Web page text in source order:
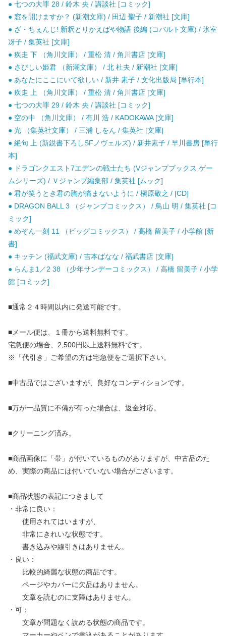
● 七つの大罪 28 / 鈴木 央 / 講談社 [コミック]
● 窓を開けますか？ (新潮文庫) / 田辺 聖子 / 新潮社 [文庫]
● ざ・ちぇんじ! 新釈とりかえばや物語 後編 (コバルト文庫) / 氷室
冴子 / 集英社 [文庫]
● 疾走 下 （角川文庫） / 重松 清 / 角川書店 [文庫]
● さびしい姫君 （新潮文庫） / 北 杜夫 / 新潮社 [文庫]
● あなたにここにいて欲しい / 新井 素子 / 文化出版局 [単行本]
● 疾走 上 （角川文庫） / 重松 清 / 角川書店 [文庫]
● 七つの大罪 29 / 鈴木 央 / 講談社 [コミック]
● 空の中 （角川文庫） / 有川 浩 / KADOKAWA [文庫]
● 光 （集英社文庫） / 三浦 しをん / 集英社 [文庫]
● 絶句 上 (新鋭書下ろしSFノヴェルズ) / 新井素子 / 早川書房 [単行
本]
● ドラゴンクエスト7エデンの戦士たち (Vジャンプブックス ゲー
ムシリーズ) / Ｖジャンプ編集部 / 集英社 [ムック]
● 君が笑うとき君の胸が痛まないように / 槇原敬之 / [CD]
● DRAGON BALL 3 （ジャンプコミックス） / 鳥山 明 / 集英社 [コ
ミック]
● めぞん一刻 11 （ビッグコミックス） / 高橋 留美子 / 小学館 [新
書]
● キッチン (福武文庫) / 吉本ばなな / 福武書店 [文庫]
● らんま1／2 38 （少年サンデーコミックス） / 高橋 留美子 / 小学
館 [コミック]
■通常２４時間以内に発送可能です。
■メール便は、１冊から送料無料です。
宅急便の場合、2,500円以上送料無料です。
※「代引き」ご希望の方は宅急便をご選択下さい。
■中古品ではございますが、良好なコンディションです。
■万が一品質に不備が有った場合は、返金対応。
■クリーニング済み。
■商品画像に「帯」が付いているものがありますが、中古品のた
め、実際の商品には付いていない場合がございます。
■商品状態の表記につきまして
・非常に良い：
使用されてはいますが、
非常にきれいな状態です。
書き込みや線引きはありません。
・良い：
比較的綺麗な状態の商品です。
ページやカバーに欠品はありません。
文章を読むのに支障はありません。
・可：
文章が問題なく読める状態の商品です。